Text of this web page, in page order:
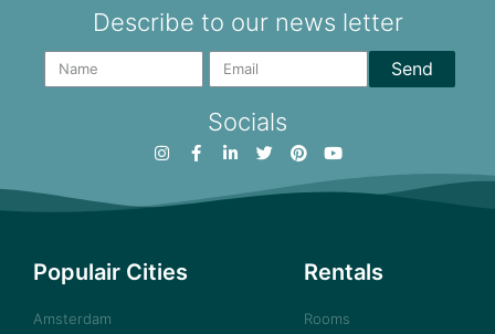
Describe to our news letter
Send
Socials
Populair Cities
Amsterdam
Rentals
Rooms